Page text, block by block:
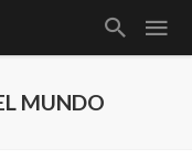
MUNDO